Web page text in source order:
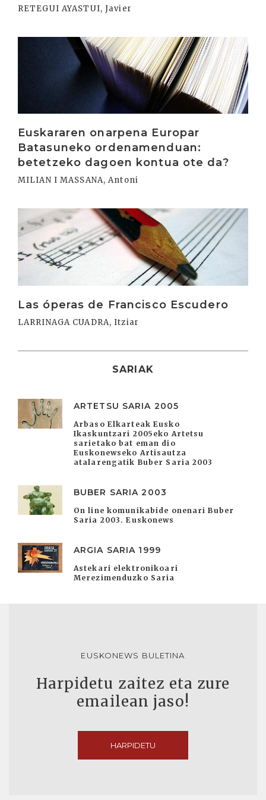
RETEGUI AYASTUI, Javier
Euskararen onarpena Europar
Batasuneko ordenamenduan:
betetzeko dagoen kontua ote da?
MILIAN I MASSANA, Antoni
Las óperas de Francisco Escudero
LARRINAGA CUADRA, Itziar
Irakurri
SARIAK
ARTETSU SARIA 2005
Arbaso Elkarteak Eusko
Ikaskuntzari 2005eko Artetsu
sarietako bat eman dio
Euskonewseko Artisautza
atalarengatik Buber Saria 2003
BUBER SARIA 2003
On line komunikabide onenari Buber
Saria 2003. Euskonews
ARGIA SARIA 1999
Astekari elektronikoari
Merezimenduzko Saria
EUSKONEWS BULETINA
Harpidetu zaitez eta zure
emailean jaso!
HARPIDETU